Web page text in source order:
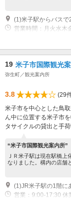
(1)米子駅からバスで
営業時間：月火水木
19 米子市国際観光
弥生町／観光案内所
3.8
(29
米子市を中心とした鳥
ん中に位置する米子市
タサイクルの貸出と手
“米子市国際観光案内所”
ＪＲ米子駅は現在駅橋
なりました。構内の店舗と
(1)JR米子駅の1階に
営業：9:00-17:30 休